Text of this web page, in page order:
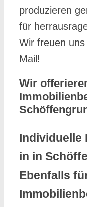
produzieren
für
Wir freuen
Mail!
Wir
Individuelle
in in
Ebenfalls